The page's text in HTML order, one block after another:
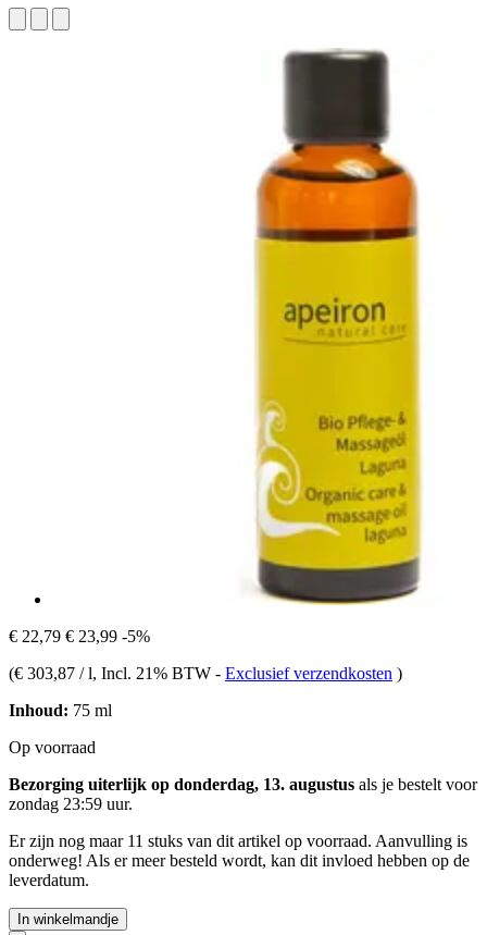
€ 22,79 € 23,99 -5%
(€ 303,87 / l, Incl. 21% BTW - Exclusief verzendkosten )
Inhoud: 75 ml
Op voorraad
Bezorging uiterlijk op donderdag, 13. augustus als je bestelt voor
zondag 23:59 uur.
Er zijn nog maar 11 stuks van dit artikel op voorraad. Aanvulling is
onderweg! Als er meer besteld wordt, kan dit invloed hebben op de
leverdatum.
In winkelmandje